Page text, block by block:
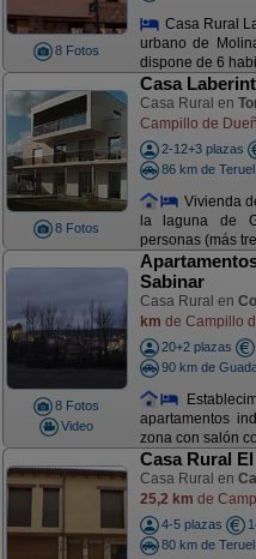
8 Fotos
Casa Rural
urbano de
dispone de 6
8 Fotos
Casa
Casa Rural en
Campillo de
2-12+3 plazas
86 km de Teruel
Vivienda
la laguna de
personas (más
8 Fotos
Video
Sabinar
Casa Rural en
km de Campillo
20+2 plazas
90 km de
apartamentos
zona con salón
Casa Rural
Casa Rural en
25,2 km de
4-5 plazas
80 km de Teruel